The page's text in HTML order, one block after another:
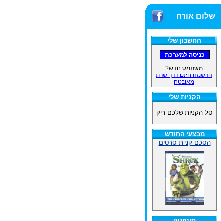
שלום אורח
החשבון שלי
משתמש חדש?
הרשמה חינם דרך שרת
מאובטח
הקניות שלי
סל הקניות שלכם ריק
מבצעי החודש
הסכם קניית סרטים